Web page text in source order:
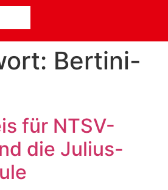
Bertini-
für NTSV-
die Julius-